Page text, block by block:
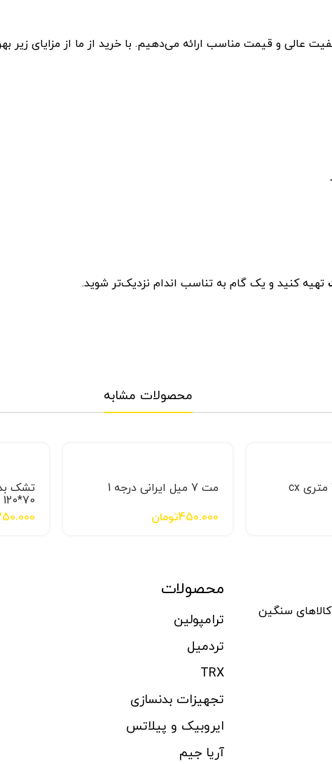
عالی و قیمت مناسب ارائه می‌دهیم. با خرید از ما از مزایای زیر
تهیه کنید و یک گام به تناسب اندام نزدیک‌تر شوید.
محصولات مشابه
مت 7 میل ایرانی درجه 1
تومان450.000
تشک
70*120
سنگین
محصولات
ترامپولین
تردمیل
TRX
تجهیزات بدنسازی
ایروبیک و پیلاتس
آریا جیم